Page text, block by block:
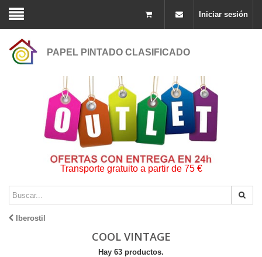
Iniciar sesión
PAPEL PINTADO CLASIFICADO
Transporte gratuito a partir de 75 €
Iberostil
COOL VINTAGE
Hay 63 productos.